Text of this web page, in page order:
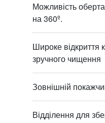
Можливість
на 360º.
Широке відкриття
зручного чищення
Зовнішній
Відділення для